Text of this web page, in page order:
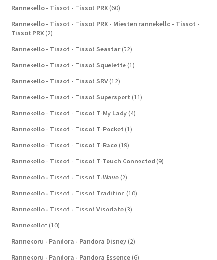
Rannekello - Tissot - Tissot PRX (60)
Rannekello - Tissot - Tissot PRX - Miesten rannekello - Tissot -
Tissot PRX (2)
Rannekello - Tissot - Tissot Seastar (52)
Rannekello - Tissot - Tissot Squelette (1)
Rannekello - Tissot - Tissot SRV (12)
Rannekello - Tissot - Tissot Supersport (11)
Rannekello - Tissot - Tissot T-My Lady (4)
Rannekello - Tissot - Tissot T-Pocket (1)
Rannekello - Tissot - Tissot T-Race (19)
Rannekello - Tissot - Tissot T-Touch Connected (9)
Rannekello - Tissot - Tissot T-Wave (2)
Rannekello - Tissot - Tissot Tradition (10)
Rannekello - Tissot - Tissot Visodate (3)
Rannekellot (10)
Rannekoru - Pandora - Pandora Disney (2)
Rannekoru - Pandora - Pandora Essence (6)